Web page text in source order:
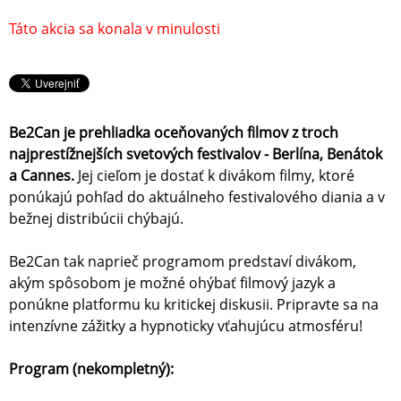
Táto akcia sa konala v minulosti
Be2Can je prehliadka oceňovaných filmov z troch
najprestížnejších svetových festivalov - Berlína, Benátok
a Cannes. Jej cieľom je dostať k divákom filmy, ktoré
ponúkajú pohľad do aktuálneho festivalového diania a v
bežnej distribúcii chýbajú.
Be2Can tak naprieč programom predstaví divákom,
akým spôsobom je možné ohýbať filmový jazyk a
ponúkne platformu ku kritickej diskusii. Pripravte sa na
intenzívne zážitky a hypnoticky vťahujúcu atmosféru!
Program (nekompletný):